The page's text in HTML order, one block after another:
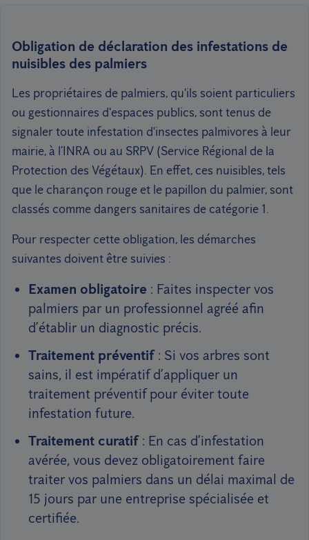
Obligation de déclaration des infestations de
nuisibles des palmiers
Les propriétaires de palmiers, qu'ils soient particuliers
ou gestionnaires d'espaces publics, sont tenus de
signaler toute infestation d'insectes palmivores à leur
mairie, à l’INRA ou au SRPV (Service Régional de la
Protection des Végétaux). En effet, ces nuisibles, tels
que le charançon rouge et le papillon du palmier, sont
classés comme dangers sanitaires de catégorie 1.
Pour respecter cette obligation, les démarches
suivantes doivent être suivies :
Examen obligatoire : Faites inspecter vos
palmiers par un professionnel agréé afin
d’établir un diagnostic précis.
Traitement préventif: Si vos arbres sont
sains, il est impératif d’appliquer un
traitement préventif pour éviter toute
infestation future.
Traitement curatif: En cas d’infestation
avérée, vous devez obligatoirement faire
traiter vos palmiers dans un délai maximal de
15 jours par une entreprise spécialisée et
certifiée.